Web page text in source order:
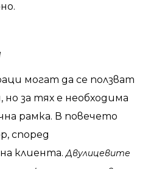
могат да се ползват
за тях е необходима
рамка. В повечето
според
клиента.Двулицевите